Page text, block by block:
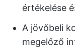
értékelése
A jövőbeli
megelőző